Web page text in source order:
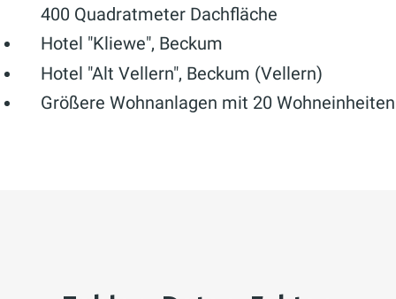
400 Quadratmeter Dachfläche
Hotel "Kliewe", Beckum
Hotel "Alt Vellern", Beckum (Vellern)
Größere Wohnanlagen mit 20 Wohneinheiten